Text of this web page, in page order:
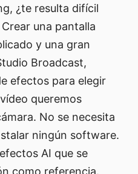
¿te resulta difícil
una pantalla
y una gran
Broadcast,
efectos para elegir
queremos
No se necesita
ningún software.
AI que se
como referencia.